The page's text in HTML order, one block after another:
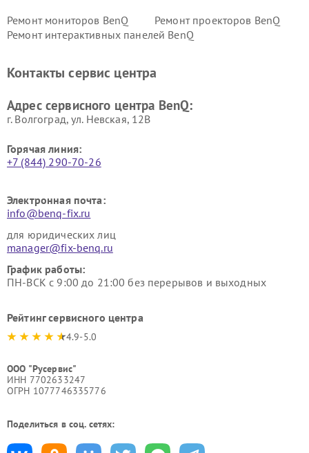
Ремонт мониторов BenQ
Ремонт проекторов BenQ
Ремонт интерактивных панелей BenQ
Контакты сервис центра
Адрес сервисного центра BenQ:
г. Волгоград, ул. Невская, 12В
Горячая линия:
+7 (844) 290-70-26
Электронная почта:
info@benq-fix.ru
для юридических лиц
manager@fix-benq.ru
График работы:
ПН-ВСК с 9:00 до 21:00 без перерывов и выходных
Рейтинг сервисного центра
4.9-5.0
ООО "Русервис"
ИНН 7702633247
ОГРН 1077746335776
Поделиться в соц. сетях: